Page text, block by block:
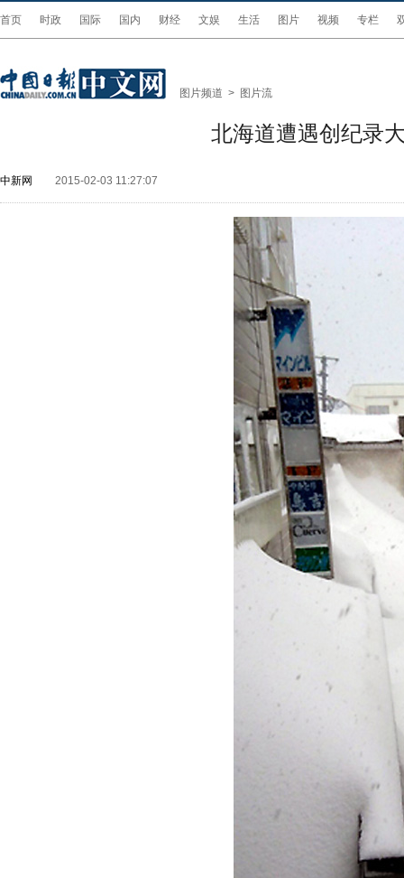
首页 时政 国际 国内 财经 文娱 生活 图片 视频 专栏
图片频道 > 图片流
北海道遭遇创纪录
中新网 2015-02-03 11:27:07